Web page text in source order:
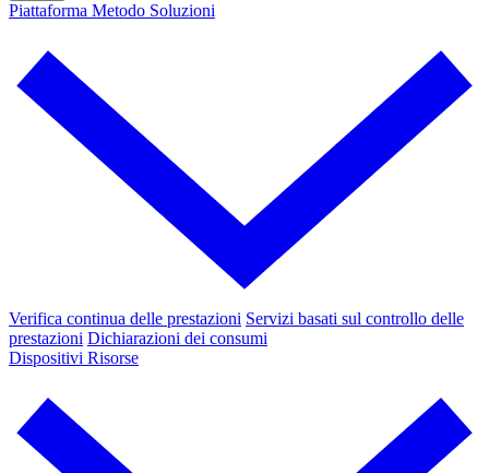
Piattaforma Metodo Soluzioni
Verifica continua delle prestazioni Servizi basati sul controllo delle
prestazioni Dichiarazioni dei consumi
Dispositivi Risorse